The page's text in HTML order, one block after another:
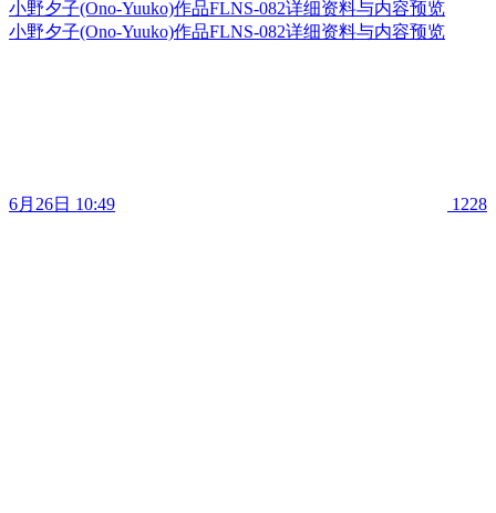
小野夕子(Ono-Yuuko)作品FLNS-082详细资料与内容预览
小野夕子(Ono-Yuuko)作品FLNS-082详细资料与内容预览
6月26日 10:49 1228